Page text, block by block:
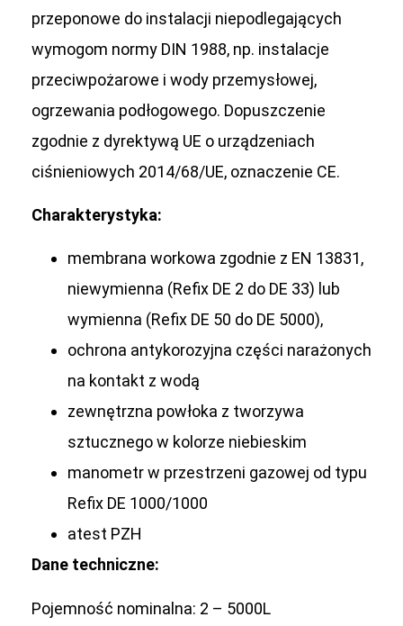
przeponowe do instalacji niepodlegających
wymogom normy DIN 1988, np. instalacje
przeciwpożarowe i wody przemysłowej,
ogrzewania podłogowego. Dopuszczenie
zgodnie z dyrektywą UE o urządzeniach
ciśnieniowych 2014/68/UE, oznaczenie CE.
Charakterystyka:
membrana workowa zgodnie z EN 13831,
niewymienna (Refix DE 2 do DE 33) lub
wymienna (Refix DE 50 do DE 5000),
ochrona antykorozyjna części narażonych
na kontakt z wodą
zewnętrzna powłoka z tworzywa
sztucznego w kolorze niebieskim
manometr w przestrzeni gazowej od typu
Refix DE 1000/1000
atest PZH
Dane techniczne:
Pojemność nominalna: 2 – 5000L